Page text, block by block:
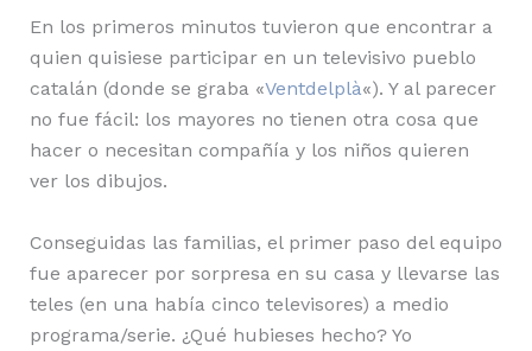
En los primeros minutos tuvieron que encontrar a
quien quisiese participar en un televisivo pueblo
catalán (donde se graba «Ventdelplà«). Y al parecer
no fue fácil: los mayores no tienen otra cosa que
hacer o necesitan compañía y los niños quieren
ver los dibujos.
Conseguidas las familias, el primer paso del equipo
fue aparecer por sorpresa en su casa y llevarse las
teles (en una había cinco televisores) a medio
programa/serie. ¿Qué hubieses hecho? Yo